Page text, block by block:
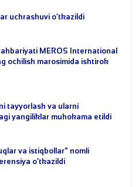
uchrashuvi o‘tkazildi
MEROS International
ochilish marosimida ishtirok
tayyorlash va ularni
yangiliklar muhokama etildi
va istiqbollar" nomli
o‘tkazildi